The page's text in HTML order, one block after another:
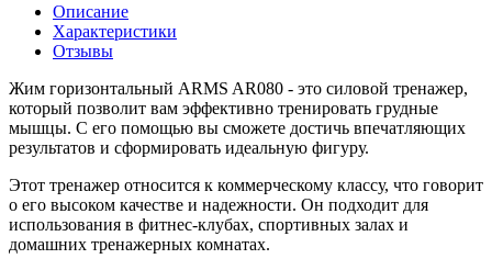
Описание
Характеристики
Отзывы
Жим горизонтальный ARMS AR080 - это силовой тренажер,
который позволит вам эффективно тренировать грудные
мышцы. С его помощью вы сможете достичь впечатляющих
результатов и сформировать идеальную фигуру.
Этот тренажер относится к коммерческому классу, что говорит
о его высоком качестве и надежности. Он подходит для
использования в фитнес-клубах, спортивных залах и
домашних тренажерных комнатах.